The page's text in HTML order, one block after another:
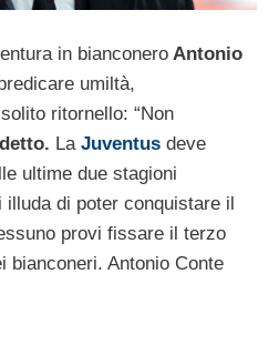
in bianconero Antonio
umiltà,
ritornello: “Non
La Juventus deve
ultime due stagioni
di poter conquistare il
provi fissare il terzo
bianconeri. Antonio Conte